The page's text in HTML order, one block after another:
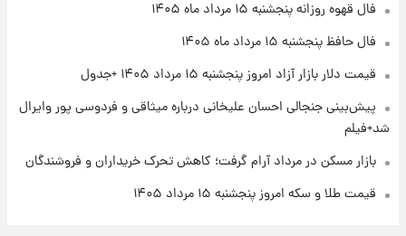
آغاز طرح جدید فروش مشارکت در تولید سایپا؛
نام خودرو، مبلغ پیش پرداخت و زمان تحویل |
سود مشارکت چند درصد است؟
فال قهوه روزانه پنجشنبه ۱۵ مرداد ماه ۱۴۰۵
فال حافظ پنجشنبه ۱۵ مرداد ماه ۱۴۰۵
قیمت دلار بازار آزاد امروز پنجشنبه ۱۵ مرداد ۱۴۰۵ +جدول
پیش‌بینی جنجالی احسان علیخانی درباره میثاقی و فردوسی پور وایرال
شد+فیلم
بازار مسکن در مرداد آرام گرفت؛ کاهش تحرک خریداران و فروشندگان
قیمت طلا و سکه امروز پنجشنبه ۱۵ مرداد ۱۴۰۵